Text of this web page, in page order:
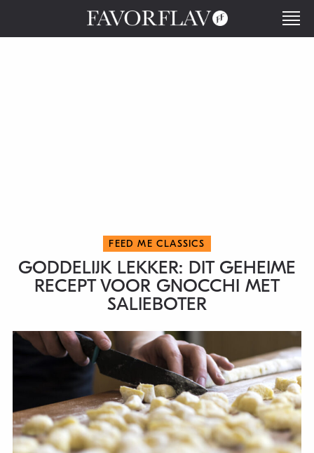
FEED ME CLASSICS
GODDELIJK LEKKER: DIT GEHEIME
RECEPT VOOR GNOCCHI MET
SALIEBOTER